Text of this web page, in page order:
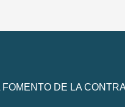
DE LA